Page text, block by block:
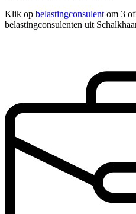
Klik op belastingconsulent om 3
belastingconsulenten uit